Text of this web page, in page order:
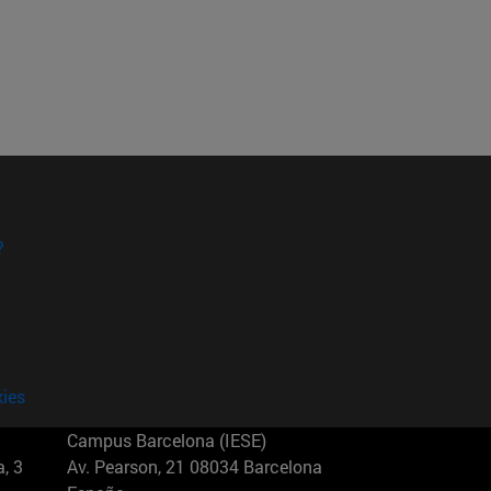
3
Campus Barcelona (IESE)
Av. Pearson, 21 08034 Barcelona